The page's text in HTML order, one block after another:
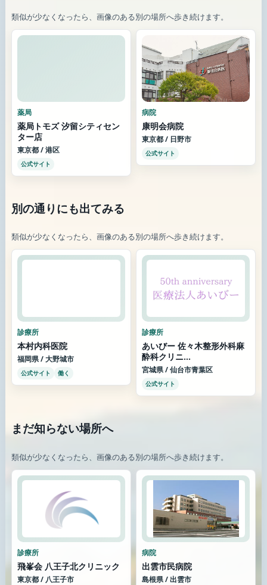
類似が少なくなったら、画像のある別の場所へ歩き続けます。
薬局
薬局トモズ 汐留シティセン
ター店
東京都 / 港区
公式サイト
病院
康明会病院
東京都 / 日野市
公式サイト
別の通りにも出てみる
類似が少なくなったら、画像のある別の場所へ歩き続けます。
診療所
本村内科医院
福岡県 / 大野城市
公式サイト 働く
診療所
あいびー 佐々木整形外科麻
酔科クリニ...
宮城県 / 仙台市青葉区
公式サイト
まだ知らない場所へ
類似が少なくなったら、画像のある別の場所へ歩き続けます。
診療所
飛峯会 八王子北クリニック
東京都 / 八王子市
病院
出雲市民病院
島根県 / 出雲市